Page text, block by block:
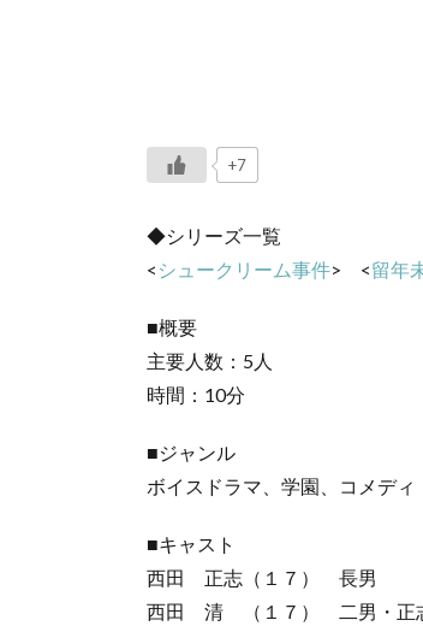
+7
◆シリーズ一覧
< シュークリーム事件> <留年
■概要
主要人数：5人
時間：10分
■ジャンル
ボイスドラマ、学園、コメディ
■キャスト
西田 正志（１７） 長男
西田 清 （１７） 二男・正